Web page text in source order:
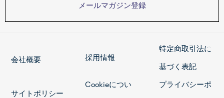
メールマガジン登録
会社概要 採用情報
特定商取引法に
基づく表記
サイトポリシー
Cookieについ
プライバシーポ